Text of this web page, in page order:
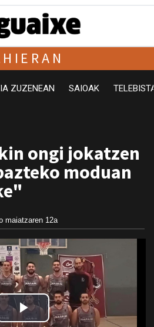
ZUZENEAN SAIOAK
ongi jokatzen
moduan
maiatzaren 12a